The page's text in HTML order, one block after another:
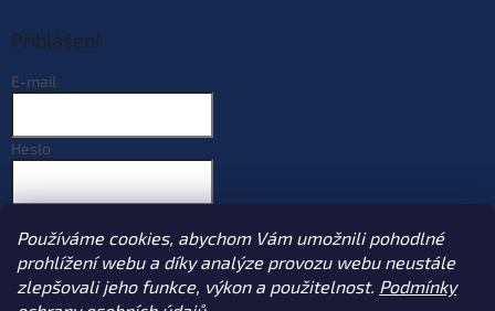
Používáme cookies, abychom Vám umožnili pohodlné
prohlížení webu a díky analýze provozu webu neustále
zlepšovali jeho funkce, výkon a použitelnost. Podmínky
Přihlášení
E-mail
Heslo
Nová registrace
Zapomenuté heslo